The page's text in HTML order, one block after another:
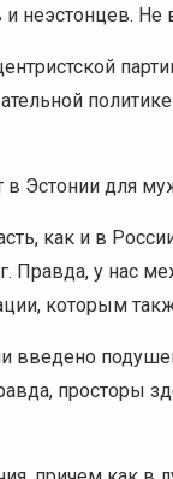
неэстонцев.
в Эстонии для
как и в
Правда, у нас
которым
введено
просторы